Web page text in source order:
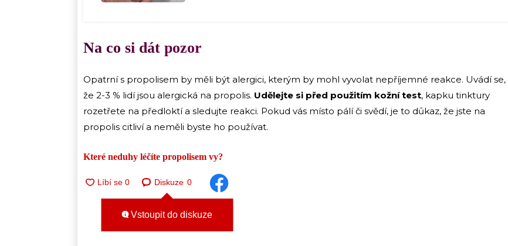
Na co si dát pozor
Opatrní s propolisem by měli být alergici, kterým by mohl vyvolat nepříjemné reakce. Uvádí se,
že 2-3 % lidí jsou alergická na propolis. Udělejte si před použitím kožní test, kapku tinktury
rozetřete na předloktí a sledujte reakci. Pokud vás místo pálí či svědí, je to důkaz, že jste na
propolis citliví a neměli byste ho používat.
Které neduhy léčíte propolisem vy?
Diskuze 0
Vstoupit do diskuze